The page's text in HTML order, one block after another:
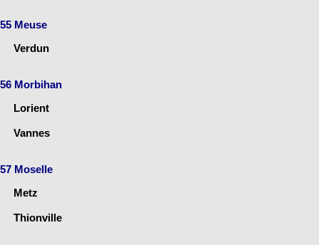
55 Meuse
Verdun
56 Morbihan
Lorient
Vannes
57 Moselle
Metz
Thionville